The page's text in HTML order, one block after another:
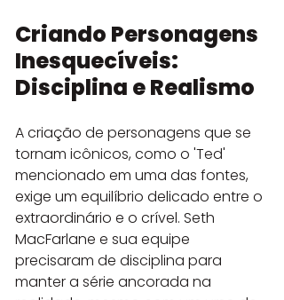
Criando Personagens
Inesquecíveis:
Disciplina e Realismo
A criação de personagens que se
tornam icônicos, como o 'Ted'
mencionado em uma das fontes,
exige um equilíbrio delicado entre o
extraordinário e o crível. Seth
MacFarlane e sua equipe
precisaram de disciplina para
manter a série ancorada na